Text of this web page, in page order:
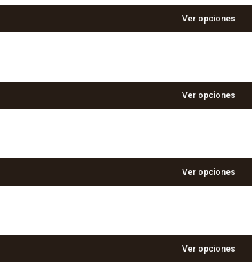
Ver opciones
Ver opciones
Ver opciones
Ver opciones